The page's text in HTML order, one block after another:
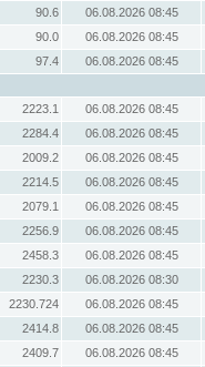
90.6
06.08.2026 08:45
90.0
06.08.2026 08:45
97.4
06.08.2026 08:45
2223.1
06.08.2026 08:45
2284.4
06.08.2026 08:45
2009.2
06.08.2026 08:45
2214.5
06.08.2026 08:45
2079.1
06.08.2026 08:45
2256.9
06.08.2026 08:45
2458.3
06.08.2026 08:45
2230.3
06.08.2026 08:30
2230.724
06.08.2026 08:45
2414.8
06.08.2026 08:45
2409.7
06.08.2026 08:45